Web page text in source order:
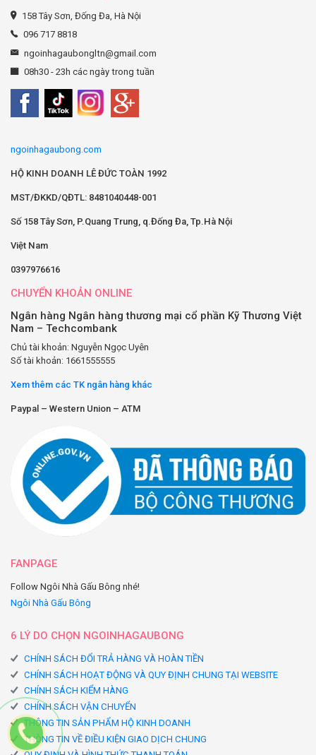
158 Tây Sơn, Đống Đa, Hà Nội
096 717 8818
ngoinhagaubongltn@gmail.com
08h30 - 23h các ngày trong tuần
ngoinhagaubong.com
HỘ KINH DOANH LÊ ĐỨC TOÀN 1992
MST/ĐKKD/QĐTL: 8481040448-001
Số 158 Tây Sơn, P.Quang Trung, q.Đống Đa, Tp.Hà Nội
Việt Nam
0397976616
CHUYỂN KHOẢN ONLINE
Ngân hàng Ngân hàng thương mại cổ phần Kỹ Thương Việt
Nam – Techcombank
Chủ tài khoản: Nguyễn Ngọc Uyên
Số tài khoản: 1661555555
Xem thêm các TK ngân hàng khác
Paypal – Western Union – ATM
FANPAGE
Follow Ngôi Nhà Gấu Bông nhé!
Ngôi Nhà Gấu Bông
6 LÝ DO CHỌN NGOINHAGAUBONG
CHÍNH SÁCH ĐỔI TRẢ HÀNG VÀ HOÀN TIỀN
CHÍNH SÁCH HOẠT ĐỘNG VÀ QUY ĐỊNH CHUNG TẠI WEBSITE
CHÍNH SÁCH KIỂM HÀNG
CHÍNH SÁCH VẬN CHUYỂN
THÔNG TIN SẢN PHẨM HỘ KINH DOANH
THÔNG TIN VỀ ĐIỀU KIỆN GIAO DỊCH CHUNG